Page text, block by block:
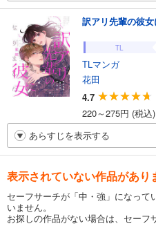
訳アリ先輩の彼
TL
TLマンガ
花田
4.7
220～275円 (税込)
あらすじを表示する
表示されていない作品があり
セーフサーチが「中・強」になって
いません。
お探しの作品がない場合は、セーフ